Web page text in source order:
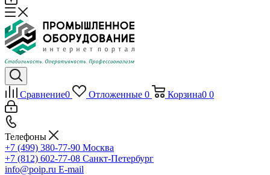
Сравнение0 Отложенные 0 Корзина0 0
Телефоны
+7 (499) 380-77-90 Москва
+7 (812) 602-77-08 Санкт-Петербург
info@poip.ru E-mail